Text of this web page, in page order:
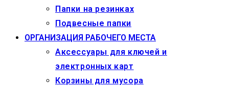
Папки на резинках
Подвесные папки
ОРГАНИЗАЦИЯ РАБОЧЕГО МЕСТА
Аксессуары для ключей и
электронных карт
Корзины для мусора